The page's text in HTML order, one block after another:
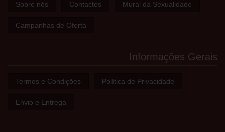
Sobre nós Contactos Mural da Sexualidade
Campanhas de Oferta
Informações Gerais
Termos e Condições Política de Privacidade
Envio e Entrega